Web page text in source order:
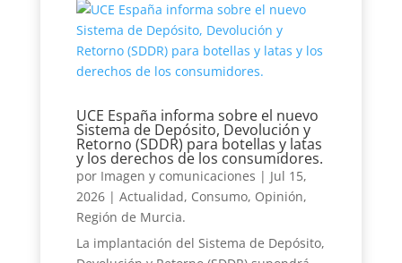
UCE España informa sobre el nuevo
Sistema de Depósito, Devolución y
Retorno (SDDR) para botellas y latas
y los derechos de los consumidores.
por Imagen y comunicaciones | Jul 15,
2026| Actualidad, Consumo, Opinión,
Región de Murcia.
La implantación del Sistema de Depósito,